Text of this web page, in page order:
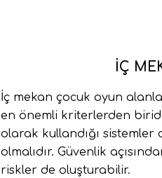
İÇ
İç mekan çocuk oyun
en önemli kriterlerden
olarak kullandığı
olmalıdır. Güvenlik
riskler de oluşturabilir.